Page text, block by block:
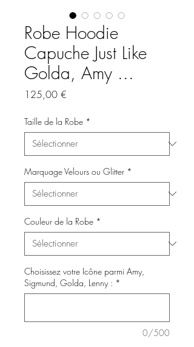
Robe Hoodie
Capuche Just Like
Golda, Amy ...
125,00 €
Taille de la Robe *
Marquage Velours ou Glitter *
Couleur de la Robe *
Choisissez votre Icône parmi Amy,
Sigmund, Golda, Lenny : *
0/500